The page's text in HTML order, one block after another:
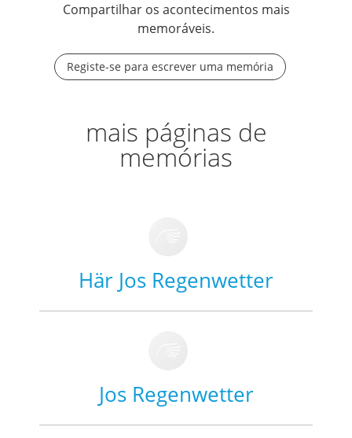
Compartilhar os acontecimentos mais
memoráveis.
Registe-se para escrever uma memória
mais páginas de
memórias
Här Jos Regenwetter
Jos Regenwetter